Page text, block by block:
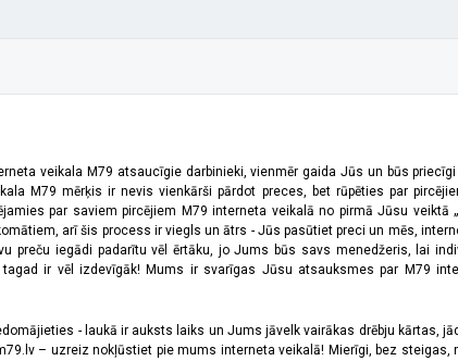
veikala M79 atsaucīgie darbinieki, vienmēr gaida Jūs un būs
M79 mērķis ir nevis vienkārši pārdot preces, bet rūpēties par
par saviem pircējiem M79 interneta veikalā no pirmā Jūsu
arī šis process ir viegls un ātrs - Jūs pasūtiet preci un mēs,
preču iegādi padarītu vēl ērtāku, jo Jums būs savs menedžeris, lai
ir vēl izdevīgāk! Mums ir svarīgas Jūsu atsauksmes par M79
- laukā ir auksts laiks un Jums jāvelk vairākas drēbju kārtas,
– uzreiz nokļūstiet pie mums interneta veikalā! Mierīgi, bez